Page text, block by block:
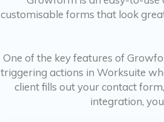
customisable forms that look
One of the key features of
triggering actions in Worksuite
client fills out your contact
integration,